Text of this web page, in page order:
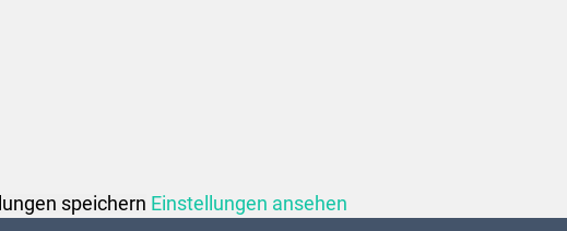
speichern Einstellungen ansehen